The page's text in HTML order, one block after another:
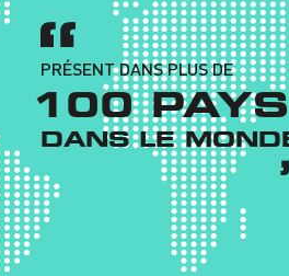
PRÉSENT DANS PLUS DE
100 PAYS
DANS LE